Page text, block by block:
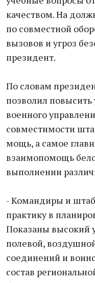
качеством. На
по совместной
вызовов и угроз
президент.
По словам
позволил повысить
военного
совместимости
мощь, а самое
взаимопомощь
выполнении
- Командиры и
практику в
Показаны высокий
полевой,
соединений и
состав